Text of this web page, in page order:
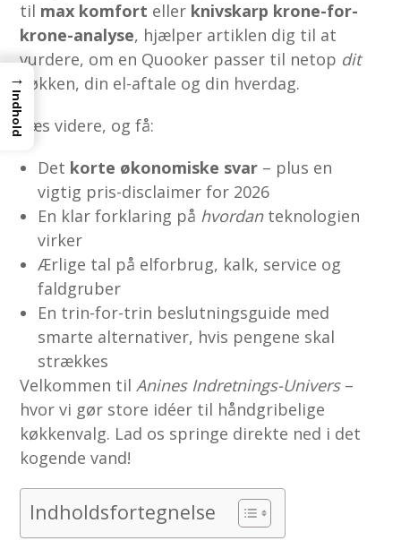
til max komfort eller knivskarp krone-for-
krone-analyse, hjælper artiklen dig til at
vurdere, om en Quooker passer til netop dit
køkken, din el-aftale og din hverdag.
Læs videre, og få:
Det korte økonomiske svar – plus en
vigtig pris-disclaimer for 2026
En klar forklaring på hvordanteknologien
virker
Ærlige tal på elforbrug, kalk, service og
faldgruber
En trin-for-trin beslutningsguide med
smarte alternativer, hvis pengene skal
strækkes
Velkommen tilAnines Indretnings-Univers–
hvor vi gør store idéer til håndgribelige
køkkenvalg. Lad os springe direkte ned i det
kogende vand!
Indholdsfortegnelse
→
Indhold